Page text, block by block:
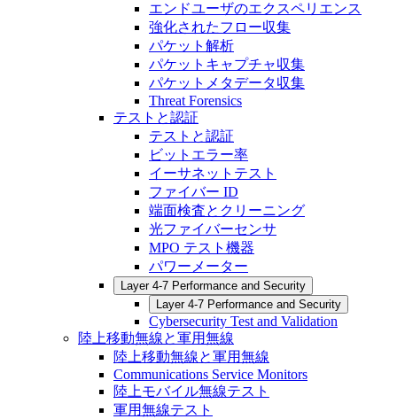
エンドユーザのエクスペリエンス
強化されたフロー収集
パケット解析
パケットキャプチャ収集
パケットメタデータ収集
Threat Forensics
テストと認証
テストと認証
ビットエラー率
イーサネットテスト
ファイバー ID
端面検査とクリーニング
光ファイバーセンサ
MPO テスト機器
パワーメーター
Layer 4-7 Performance and Security
Layer 4-7 Performance and Security
Cybersecurity Test and Validation
陸上移動無線と軍用無線
陸上移動無線と軍用無線
Communications Service Monitors
陸上モバイル無線テスト
軍用無線テスト